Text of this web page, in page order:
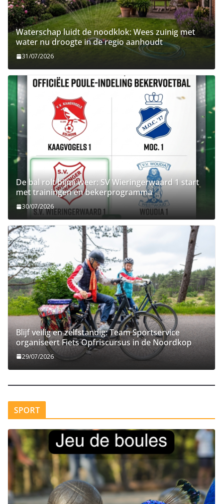
Waterschap luidt de noodklok: Wees zuinig met
water nu droogte in de regio aanhoudt
31/07/2026
De bal rolt bijna weer: SV Wieringerwaard 1 start
met trainingen en bekerprogramma
30/07/2026
Blijf veilig en zelfstandig: Team Sportservice
organiseert Fiets Opfriscursus in de Noordkop​
29/07/2026
SPORT